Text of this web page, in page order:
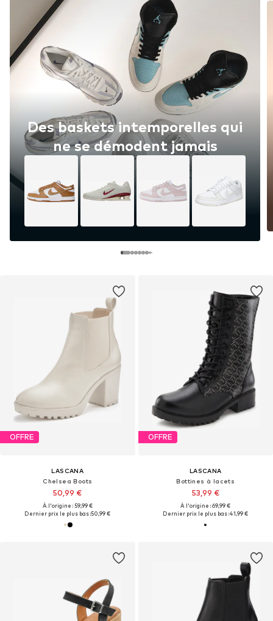
Des baskets intemporelles qui
ne se démodent jamais
OFFRE
LASCANA
Chelsea Boots
50,99 €
À l'origine : 59,99 €
Dernier prix le plus bas :50,99 €
OFFRE
LASCANA
Bottines à lacets
53,99 €
À l'origine : 69,99 €
Dernier prix le plus bas :41,99 €